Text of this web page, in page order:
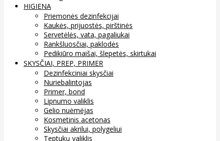
HIGIENA
Priemonės dezinfekcijai
Kaukės, prijuostės, pirštinės
Servetėlės, vata, pagaliukai
Rankšluosčiai, paklodės
Pedikiūro maišai, šlepetės, skirtukai
SKYSČIAI, PREP, PRIMER
Dezinfekciniai skysčiai
Nuriebalintojas
Primer, bond
Lipnumo valiklis
Gelio nuėmėjas
Kosmetinis acetonas
Skysčiai akrilui, polygeliui
Teptukų valiklis